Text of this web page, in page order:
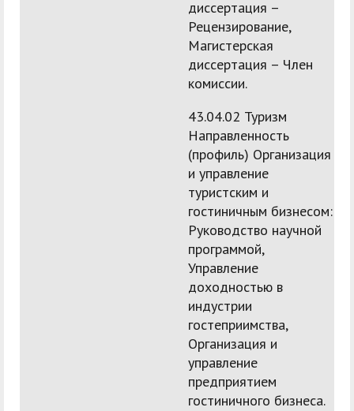
диссертация –
Рецензирование,
Магистерская
диссертация – Член
комиссии.
43.04.02 Туризм
Направленность
(профиль) Организация
и управление
туристским и
гостиничным бизнесом:
Руководство научной
программой,
Управление
доходностью в
индустрии
гостеприимства,
Организация и
управление
предприятием
гостиничного бизнеса.